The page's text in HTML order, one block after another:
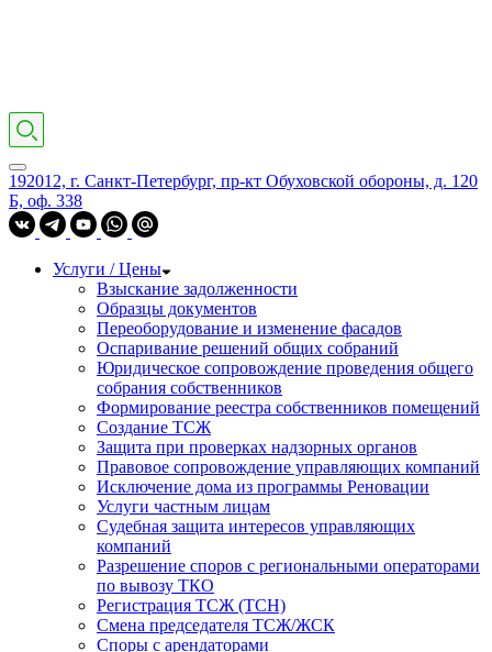
192012, г. Санкт-Петербург, пр-кт Обуховской обороны, д. 120
Б, оф. 338
Услуги / Цены
Взыскание задолженности
Образцы документов
Переоборудование и изменение фасадов
Оспаривание решений общих собраний
Юридическое сопровождение проведения общего
собрания собственников
Формирование реестра собственников помещений
Создание ТСЖ
Защита при проверках надзорных органов
Правовое сопровождение управляющих компаний
Исключение дома из программы Реновации
Услуги частным лицам
Судебная защита интересов управляющих
компаний
Разрешение споров с региональными операторами
по вывозу ТКО
Регистрация ТСЖ (ТСН)
Смена председателя ТСЖ/ЖСК
Споры с арендаторами